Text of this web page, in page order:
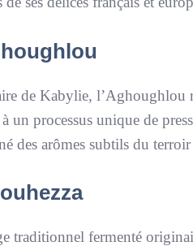
de Kabylie, l’Aghoughlou
un processus unique de
des arômes subtils du
traditionnel fermenté